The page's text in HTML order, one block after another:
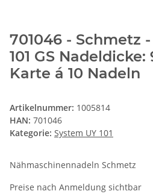
701046 - Schmetz -
101 GS
Karte á 10 Nadeln
Artikelnummer: 1005814
HAN: 701046
Kategorie: System UY 101
Nähmaschinennadeln Schmetz
Preise nach Anmeldung sichtbar